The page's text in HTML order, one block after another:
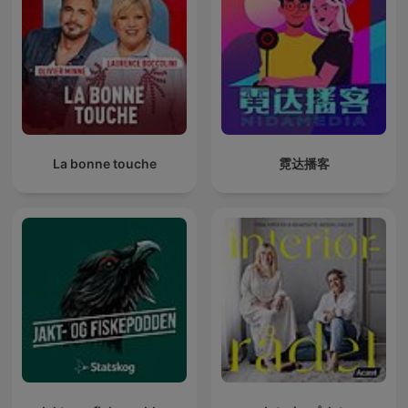
La bonne touche 霓达播客